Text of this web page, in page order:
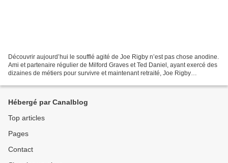
Découvrir aujourd’hui le soufflé agité de Joe Rigby n’est pas chose anodine.
Ami et partenaire régulier de Milford Graves et Ted Daniel, ayant exercé des
dizaines de métiers pour survivre et maintenant retraité, Joe Rigby
Hébergé par Canalblog
Top articles
Pages
Contact